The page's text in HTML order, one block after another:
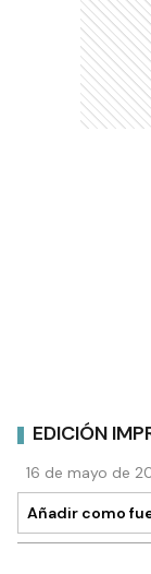
EDICIÓN
16 de mayo de
Añadir como